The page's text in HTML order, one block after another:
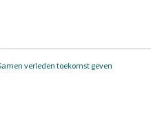
verleden toekomst geven